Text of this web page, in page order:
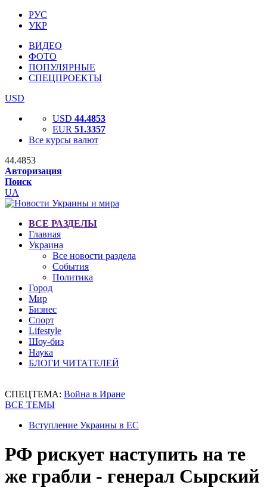
РУС
УКР
ВИДЕО
ФОТО
ПОПУЛЯРНЫЕ
СПЕЦПРОЕКТЫ
USD
USD 44.4853
EUR 51.3357
Все курсы валют
44.4853
Авторизация
Поиск
UA
ВСЕ РАЗДЕЛЫ
Главная
Украина
Все новости раздела
События
Политика
Город
Мир
Бизнес
Спорт
Lifestyle
Шоу-биз
Наука
БЛОГИ ЧИТАТЕЛЕЙ
СПЕЦТЕМА: Война в Иране
ВСЕ ТЕМЫ
Вступление Украины в ЕС
РФ рискует наступить на те
же грабли - генерал Сырский